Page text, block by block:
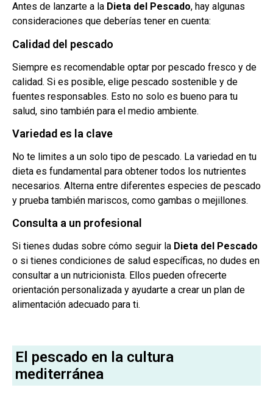
Antes de lanzarte a la Dieta del Pescado, hay algunas
consideraciones que deberías tener en cuenta:
Calidad del pescado
Siempre es recomendable optar por pescado fresco y de
calidad. Si es posible, elige pescado sostenible y de
fuentes responsables. Esto no solo es bueno para tu
salud, sino también para el medio ambiente.
Variedad es la clave
No te limites a un solo tipo de pescado. La variedad en tu
dieta es fundamental para obtener todos los nutrientes
necesarios. Alterna entre diferentes especies de pescado
y prueba también mariscos, como gambas o mejillones.
Consulta a un profesional
Si tienes dudas sobre cómo seguir la Dieta del Pescado
o si tienes condiciones de salud específicas, no dudes en
consultar a un nutricionista. Ellos pueden ofrecerte
orientación personalizada y ayudarte a crear un plan de
alimentación adecuado para ti.
El pescado en la cultura
mediterránea